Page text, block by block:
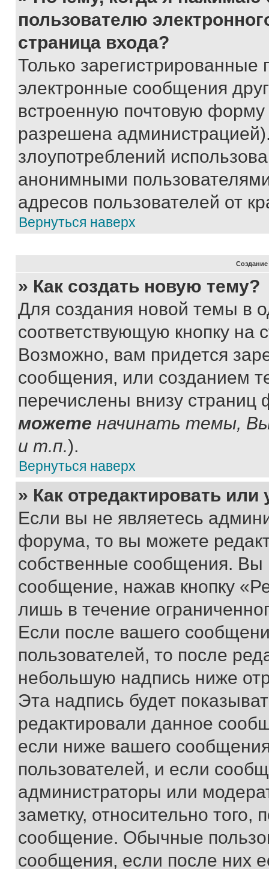
пользователю
страница входа?
Только зарегистрированные
электронные сообщения
встроенную почтовую
разрешена
злоупотреблений
анонимными
адресов пользователей от
Вернуться наверх
» Как создать новую тему?
Для создания новой темы в
соответствующую кнопку
Возможно, вам придется
сообщения, или созданием
перечислены внизу
можете начинать темы,
и т.п.).
Вернуться наверх
» Как отредактировать
Если вы не являетесь
форума, то вы можете
собственные сообщения. Вы
сообщение, нажав кнопку
лишь в течение
Если после вашего
пользователей, то после
небольшую надпись ниже
Эта надпись будет
редактировали данное
если ниже вашего
пользователей, и если
администраторы или
заметку, относительно
сообщение. Обычные
сообщения, если после них